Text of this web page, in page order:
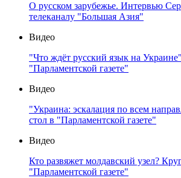
О русском зарубежье. Интервью
телеканалу "Большая Азия"
Видео
"Что ждёт русский язык на
"Парламентской газете"
Видео
"Украина: эскалация по всем
стол в "Парламентской газете"
Видео
Кто развяжет молдавский узел?
"Парламентской газете"